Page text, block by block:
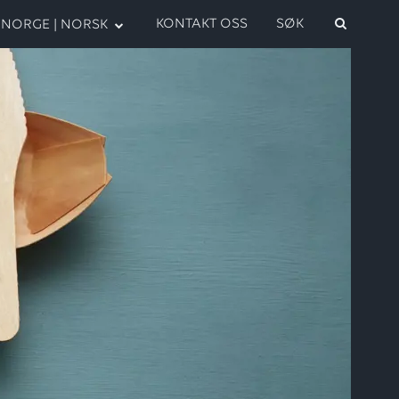
| NORSK KONTAKT OSS SØK